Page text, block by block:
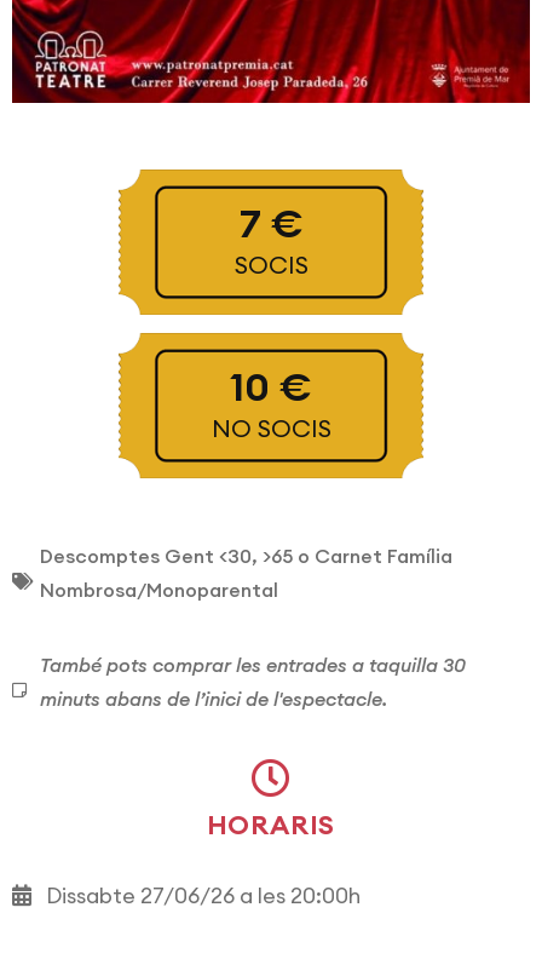
7 €
SOCIS
10 €
NO SOCIS
Descomptes Gent <30, >65 o Carnet Família
Nombrosa/Monoparental
També pots comprar les entrades a taquilla 30
minuts abans de l’inici de l'espectacle.
HORARIS
Dissabte 27/06/26 a les 20:00h